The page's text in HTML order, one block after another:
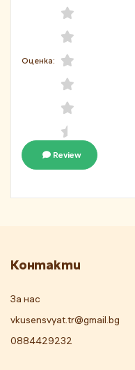
Оценка:
Review
Контакти
За нас
vkusensvyat.tr@gmail.bg
0884429232